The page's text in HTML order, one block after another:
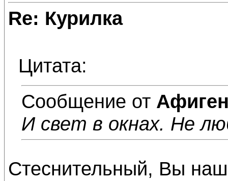
Re: Курилка
Цитата:
Сообщение от
И свет в окнах. Не
Стеснительный, Вы